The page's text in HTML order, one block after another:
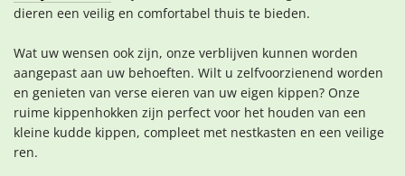
dieren een veilig en comfortabel thuis te bieden.
Wat uw wensen ook zijn, onze verblijven kunnen worden
aangepast aan uw behoeften. Wilt u zelfvoorzienend worden
en genieten van verse eieren van uw eigen kippen? Onze
ruime kippenhokken zijn perfect voor het houden van een
kleine kudde kippen, compleet met nestkasten en een veilige
ren.